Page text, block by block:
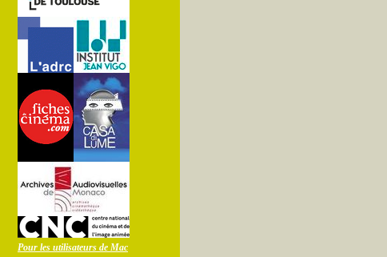
Pour les utilisateurs de Mac